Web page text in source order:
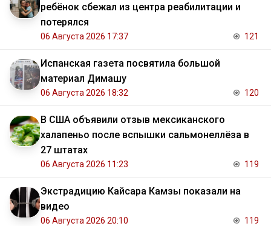
ребёнок сбежал из центра реабилитации и
потерялся
06 Августа 2026 17:37 121
Испанская газета посвятила большой
материал Димашу
06 Августа 2026 18:32 120
В США объявили отзыв мексиканского
халапеньо после вспышки сальмонеллёза в
27 штатах
06 Августа 2026 11:23 119
Экстрадицию Кайсара Камзы показали на
видео
06 Августа 2026 20:10 119